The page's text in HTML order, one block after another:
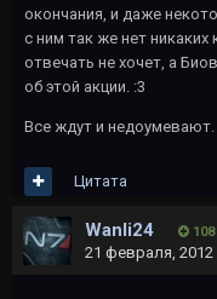
окончания, и даже
с ним так же нет
отвечать не хочет, а
об этой акции. :3
Все ждут и недоумевают.
Цитата
Wanli24 108
21 февраля, 2012